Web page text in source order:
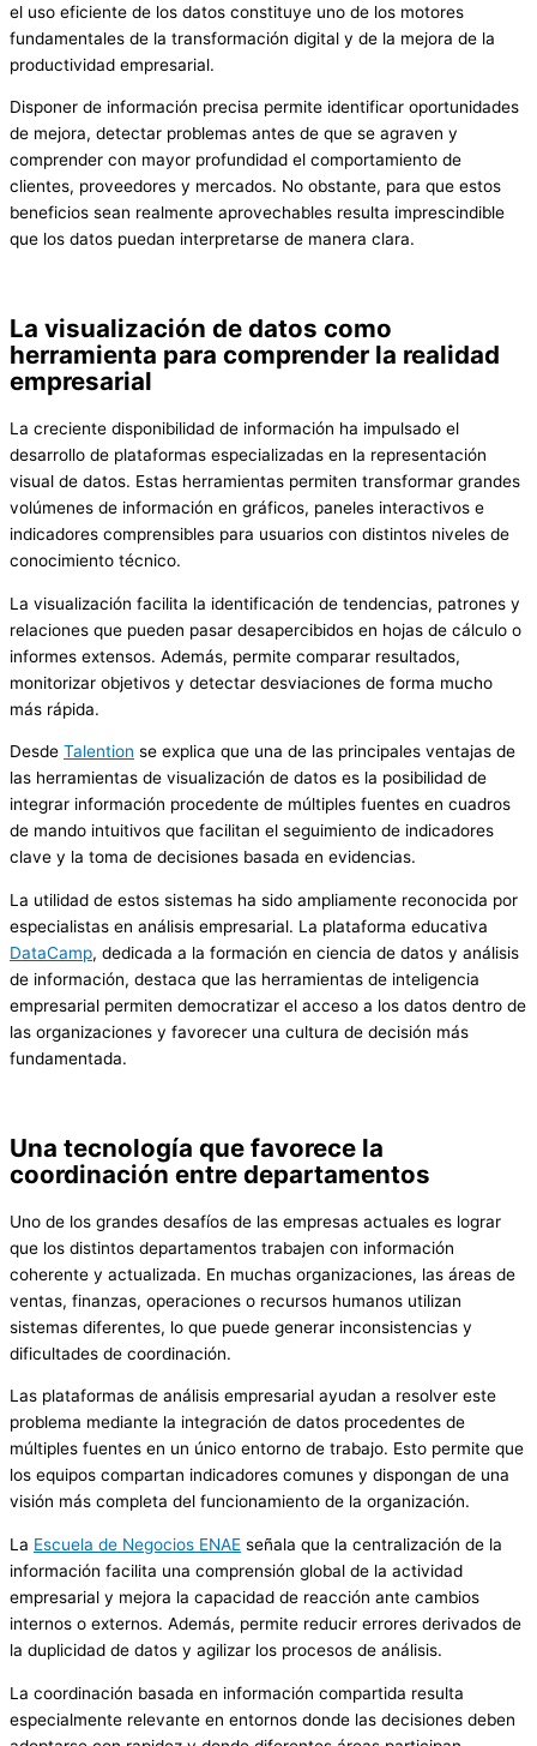
el uso eficiente de los datos constituye uno de los motores
fundamentales de la transformación digital y de la mejora de la
productividad empresarial.
Disponer de información precisa permite identificar oportunidades
de mejora, detectar problemas antes de que se agraven y
comprender con mayor profundidad el comportamiento de
clientes, proveedores y mercados. No obstante, para que estos
beneficios sean realmente aprovechables resulta imprescindible
que los datos puedan interpretarse de manera clara.
La visualización de datos como
herramienta para comprender la realidad
empresarial
La creciente disponibilidad de información ha impulsado el
desarrollo de plataformas especializadas en la representación
visual de datos. Estas herramientas permiten transformar grandes
volúmenes de información en gráficos, paneles interactivos e
indicadores comprensibles para usuarios con distintos niveles de
conocimiento técnico.
La visualización facilita la identificación de tendencias, patrones y
relaciones que pueden pasar desapercibidos en hojas de cálculo o
informes extensos. Además, permite comparar resultados,
monitorizar objetivos y detectar desviaciones de forma mucho
más rápida.
Desde Talention se explica que una de las principales ventajas de
las herramientas de visualización de datos es la posibilidad de
integrar información procedente de múltiples fuentes en cuadros
de mando intuitivos que facilitan el seguimiento de indicadores
clave y la toma de decisiones basada en evidencias.
La utilidad de estos sistemas ha sido ampliamente reconocida por
especialistas en análisis empresarial. La plataforma educativa
DataCamp, dedicada a la formación en ciencia de datos y análisis
de información, destaca que las herramientas de inteligencia
empresarial permiten democratizar el acceso a los datos dentro de
las organizaciones y favorecer una cultura de decisión más
fundamentada.
Una tecnología que favorece la
coordinación entre departamentos
Uno de los grandes desafíos de las empresas actuales es lograr
que los distintos departamentos trabajen con información
coherente y actualizada. En muchas organizaciones, las áreas de
ventas, finanzas, operaciones o recursos humanos utilizan
sistemas diferentes, lo que puede generar inconsistencias y
dificultades de coordinación.
Las plataformas de análisis empresarial ayudan a resolver este
problema mediante la integración de datos procedentes de
múltiples fuentes en un único entorno de trabajo. Esto permite que
los equipos compartan indicadores comunes y dispongan de una
visión más completa del funcionamiento de la organización.
La Escuela de Negocios ENAE señala que la centralización de la
información facilita una comprensión global de la actividad
empresarial y mejora la capacidad de reacción ante cambios
internos o externos. Además, permite reducir errores derivados de
la duplicidad de datos y agilizar los procesos de análisis.
La coordinación basada en información compartida resulta
especialmente relevante en entornos donde las decisiones deben